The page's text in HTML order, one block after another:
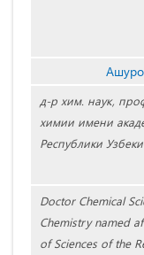
д-р хим. наук,
химии имени
Республики
Doctor Chemical
Chemistry named
of Sciences of the